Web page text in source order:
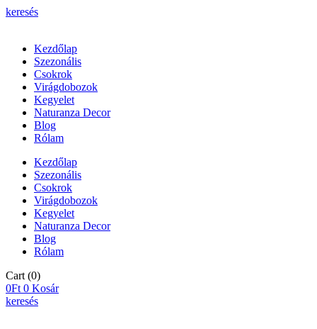
keresés
Kezdőlap
Szezonális
Csokrok
Virágdobozok
Kegyelet
Naturanza Decor
Blog
Rólam
Kezdőlap
Szezonális
Csokrok
Virágdobozok
Kegyelet
Naturanza Decor
Blog
Rólam
Cart (0)
0Ft 0 Kosár
keresés